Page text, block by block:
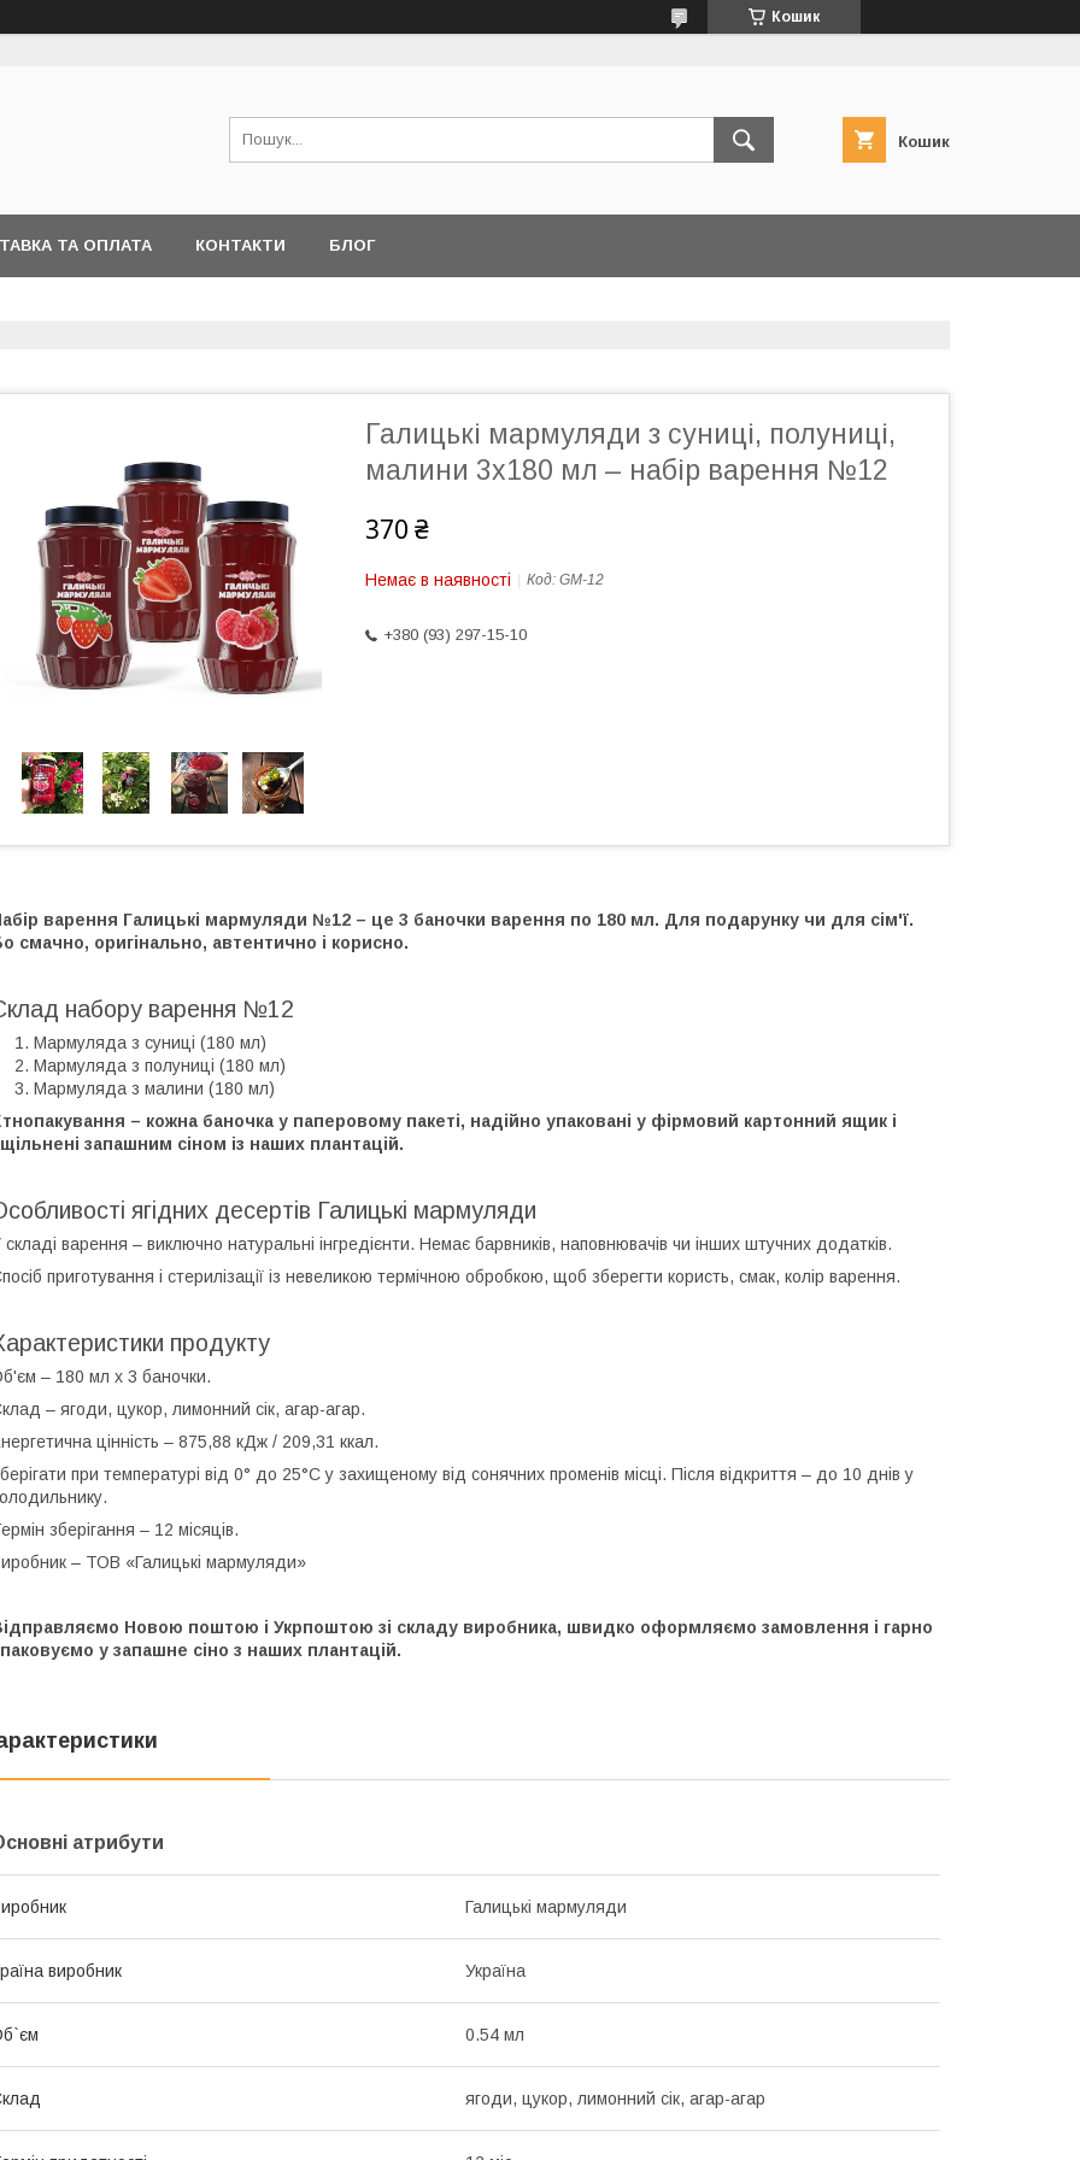
Кошик
Кошик
ТА ОПЛАТА КОНТАКТИ БЛОГ
Галицькі мармуляди з суниці, полуниці,
малини 3х180 мл – набір варення №12
370 ₴
Немає в наявності Код: GM-12
+380 (93) 297-15-10
варення Галицькі мармуляди №12 – це 3 баночки варення по 180 мл. Для подарунку чи для сім'ї.
смачно, оригінально, автентично і корисно.
набору варення №12
Мармуляда з суниці (180 мл)
Мармуляда з полуниці (180 мл)
Мармуляда з малини (180 мл)
– кожна баночка у паперовому пакеті, надійно упаковані у фірмовий картонний ящик і
запашним сіном із наших плантацій.
ягідних десертів Галицькі мармуляди
складі варення – виключно натуральні інгредієнти. Немає барвників, наповнювачів чи інших штучних додатків.
приготування і стерилізації із невеликою термічною обробкою, щоб зберегти користь, смак, колір варення.
продукту
– 180 мл х 3 баночки.
– ягоди, цукор, лимонний сік, агар-агар.
цінність – 875,88 кДж / 209,31 ккал.
при температурі від 0° до 25°С у захищеному від сонячних променів місці. Після відкриття – до 10 днів у
зберігання – 12 місяців.
– ТОВ «Галицькі мармуляди»
Новою поштою і Укрпоштою зі складу виробника, швидко оформляємо замовлення і гарно
у запашне сіно з наших плантацій.
атрибути
Галицькі мармуляди
виробник Україна
0.54 мл
ягоди, цукор, лимонний сік, агар-агар